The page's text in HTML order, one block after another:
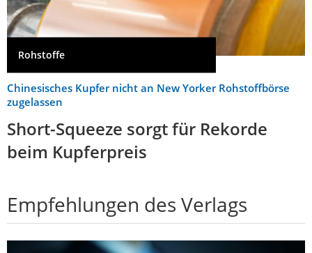
Rohstoffe
Chinesisches Kupfer nicht an New Yorker Rohstoffbörse
zugelassen
Short-Squeeze sorgt für Rekorde
beim Kupferpreis
Empfehlungen des Verlags